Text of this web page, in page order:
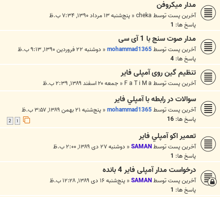
مدار ميكروفن
آخرین پست توسطcheka
« پنج‌شنبه ۱۳ مرداد ۱۳۹۰, ۷:۳۴ ب.ظ
پاسخ ها: 1
مدار صوت سنج با 1 آی سی
آخرین پست توسطmohammad1365
« دوشنبه ۲۲ فروردین ۱۳۹۰, ۹:۱۳ ب.ظ
پاسخ ها: 4
تنظیم گین روی آمپلی فایر
آخرین پست توسطF a T i M a
« جمعه ۲۰ اسفند ۱۳۸۹, ۲:۳۹ ب.ظ
سوالات در رابطه با آمپلي فاير
آخرین پست توسطmohammad1365
« پنج‌شنبه ۲۱ بهمن ۱۳۸۹, ۳:۵۷ ب.ظ
پاسخ ها: 16
تعمير اكو آمپلي فاير
آخرین پست توسطSAMAN
« دوشنبه ۲۷ دی ۱۳۸۹, ۲:۰۰ ب.ظ
پاسخ ها: 1
درخواست مدار آمپلی فایر 4 بانده
آخرین پست توسطSAMAN
« پنج‌شنبه ۱۶ دی ۱۳۸۹, ۱۲:۲۸ ب.ظ
پاسخ ها: 1